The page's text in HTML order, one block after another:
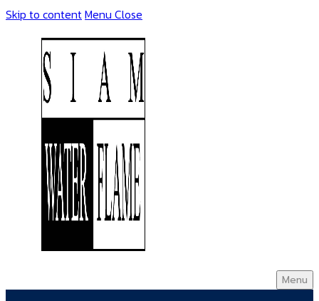
Skip to contentMenu Close
Menu